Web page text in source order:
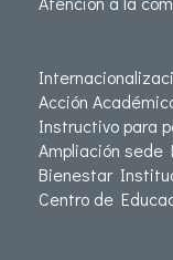
Acción
Instructivo para
Ampliación sede
Bienestar
Centro de